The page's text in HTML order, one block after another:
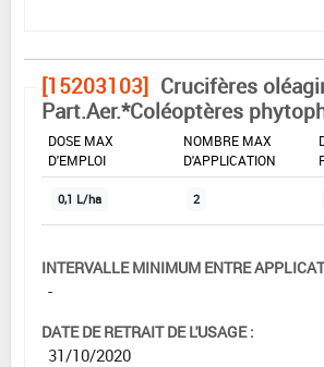
[15203103] Crucifères
Part.Aer.*Coléoptères
DOSE MAX
D'EMPLOI
NOMBRE MAX
D'APPLICATION
0,1 L/ha 2
INTERVALLE MINIMUM ENTRE
-
DATE DE RETRAIT DE L'USAGE :
31/10/2020